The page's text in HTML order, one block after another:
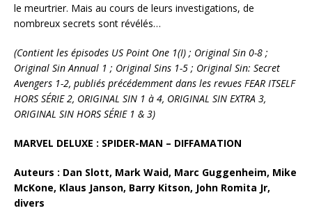
le meurtrier. Mais au cours de leurs investigations, de
nombreux secrets sont révélés…
(Contient les épisodes US Point One 1(I) ; Original Sin 0-8 ;
Original Sin Annual 1 ; Original Sins 1-5 ; Original Sin: Secret
Avengers 1-2, publiés précédemment dans les revues FEAR ITSELF
HORS SÉRIE 2, ORIGINAL SIN 1 à 4, ORIGINAL SIN EXTRA 3,
ORIGINAL SIN HORS SÉRIE 1 & 3)
MARVEL DELUXE : SPIDER-MAN – DIFFAMATION
Auteurs : Dan Slott, Mark Waid, Marc Guggenheim, Mike
McKone, Klaus Janson, Barry Kitson, John Romita Jr,
divers